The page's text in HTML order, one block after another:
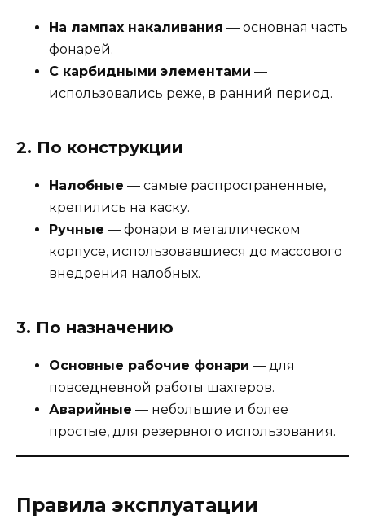
На лампах накаливания — основная часть
фонарей.
С карбидными элементами —
использовались реже, в ранний период.
2. По конструкции
Налобные — самые распространенные,
крепились на каску.
Ручные — фонари в металлическом
корпусе, использовавшиеся до массового
внедрения налобных.
3. По назначению
Основные рабочие фонари — для
повседневной работы шахтеров.
Аварийные — небольшие и более
простые, для резервного использования.
Правила эксплуатации